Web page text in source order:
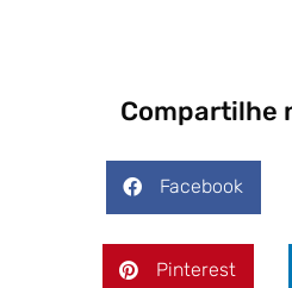
Compartilhe
Facebook
Pinterest